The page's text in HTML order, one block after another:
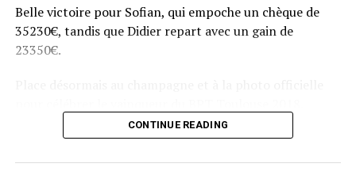
Belle victoire pour Sofian, qui empoche un chèque de
35230€, tandis que Didier repart avec un gain de
23350€.
CONTINUE READING